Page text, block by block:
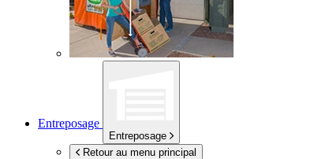
Entreposage
Entreposage
Retour au menu principal